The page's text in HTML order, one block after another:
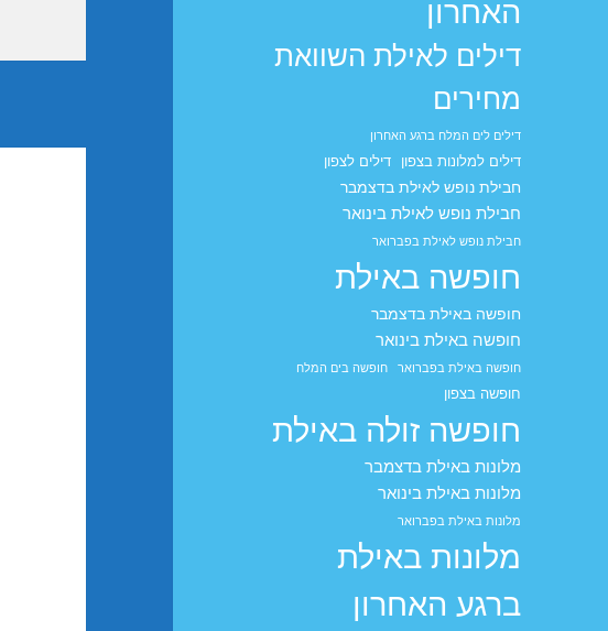
האחרון
דילים לאילת השוואת
מחירים
דילים לים המלח ברגע האחרון
דילים למלונות בצפון דילים לצפון
חבילת נופש לאילת בדצמבר
חבילת נופש לאילת בינואר
חבילת נופש לאילת בפברואר
חופשה באילת
חופשה באילת בדצמבר
חופשה באילת בינואר
חופשה באילת בפברואר חופשה בים המלח
חופשה בצפון
חופשה זולה באילת
מלונות באילת בדצמבר
מלונות באילת בינואר
מלונות באילת בפברואר
מלונות באילת
ברגע האחרון